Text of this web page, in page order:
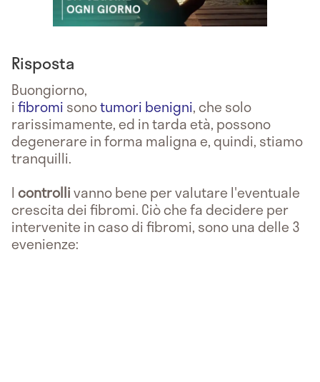
Risposta
Buongiorno,
ifibromi sonotumori benigni, che solo
rarissimamente, ed in tarda età, possono
degenerare in forma maligna e, quindi, stiamo
tranquilli.
I controllivanno bene per valutare l'eventuale
crescita dei fibromi. Ciò che fa decidere per
intervenite in caso di fibromi, sono una delle 3
evenienze: